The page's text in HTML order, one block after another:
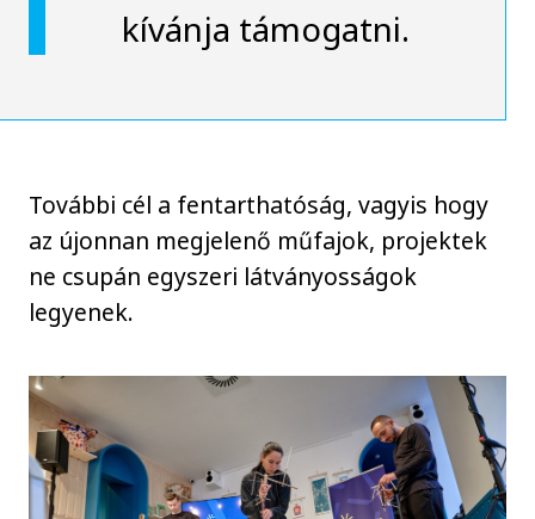
kívánja támogatni.
További cél a fentarthatóság, vagyis hogy
az újonnan megjelenő műfajok, projektek
ne csupán egyszeri látványosságok
legyenek.